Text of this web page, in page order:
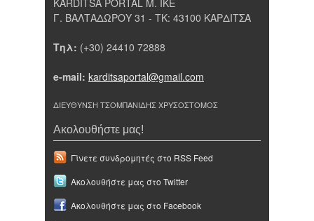
KARDITSA PORTAL Μ. ΙΚΕ
Γ. ΒΑΛΤΑΔΩΡΟΥ 31 - ΤΚ: 43100 ΚΑΡΔΙΤΣΑ
Τηλ: (+30) 24410 72888
e-mail: karditsaportal@gmail.com
ΔΙΕΥΘΥΝΣΗ ΤΣΟΜΠΑΝΙΔΗΣ ΧΡΥΣΟΣΤΟΜΟΣ
Ακολουθήστε μας!
Γίνετε συνδρομητές στο RSS Feed
Ακολουθήστε μας στο Twitter
Ακολουθήστε μας στο Facebook